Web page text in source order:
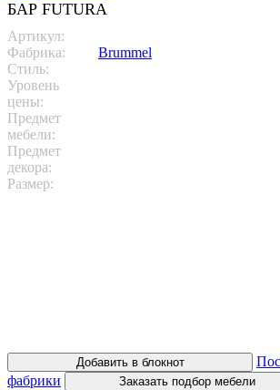
БАР FUTURA
Артикул:
Фабрика:
Brummel
Стиль:
Уровень
цены:
Предмет
мебели:
Предмет
декора:
Размер:
Добавить в блокнот
фабрики
Заказать подбор мебели